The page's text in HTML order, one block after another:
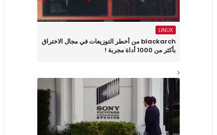
LINUX
blackarch من أخطر التوزيعات في مجال الاختراق
بأكثر من 1000 أداة مجربة !